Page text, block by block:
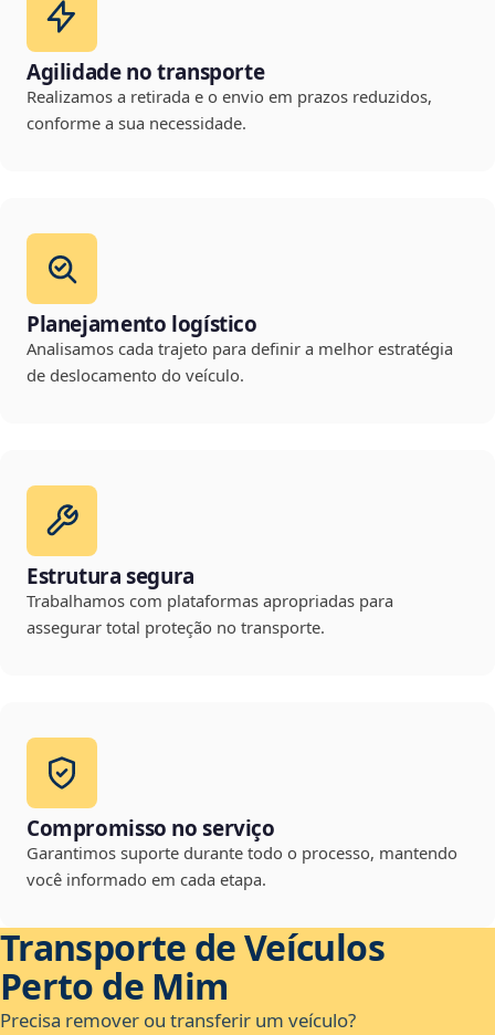
Agilidade no transporte
Realizamos a retirada e o envio em prazos reduzidos,
conforme a sua necessidade.
Planejamento logístico
Analisamos cada trajeto para definir a melhor estratégia
de deslocamento do veículo.
Estrutura segura
Trabalhamos com plataformas apropriadas para
assegurar total proteção no transporte.
Compromisso no serviço
Garantimos suporte durante todo o processo, mantendo
você informado em cada etapa.
Transporte de Veículos
Perto de Mim
Precisa remover ou transferir um veículo?